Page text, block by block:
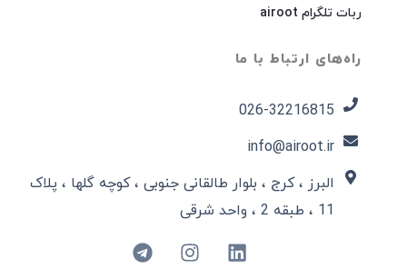
ربات تلگرام airoot
راه‌های ارتباط با ما
026-32216815​
info@airoot.ir
البرز ، کرج ، بلوار طالقانی جنوبی ، کوچه گلها ، پلاک
11 ، طبقه 2 ، واحد شرقی